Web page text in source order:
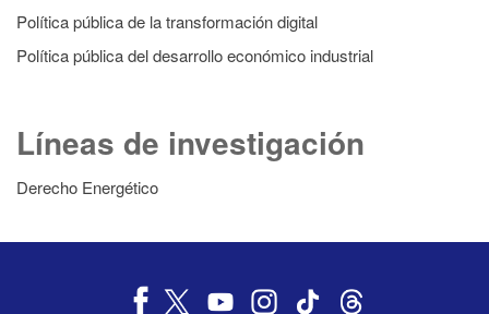
Política pública de la transformación digital
Política pública del desarrollo económico industrial
Líneas de investigación
Derecho Energético